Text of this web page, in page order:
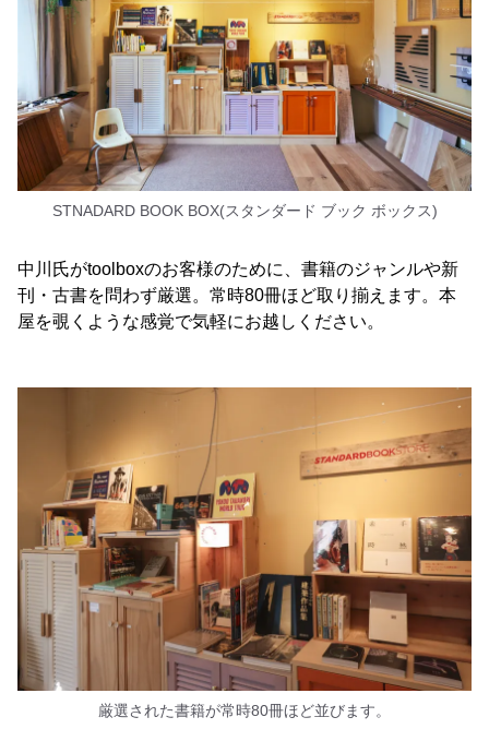
STNADARD BOOK BOX(スタンダード ブック ボックス)
中川氏がtoolboxのお客様のために、書籍のジャンルや新
刊・古書を問わず厳選。常時80冊ほど取り揃えます。本
屋を覗くような感覚で気軽にお越しください。
厳選された書籍が常時80冊ほど並びます。